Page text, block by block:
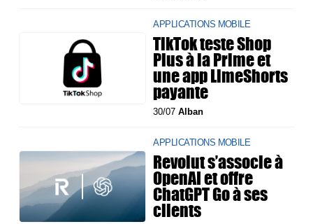
APPLICATIONS MOBILE
TikTok teste Shop
Plus à la Prime et
une app LimeShorts
payante
30/07Alban
APPLICATIONS MOBILE
Revolut s’associe à
OpenAI et offre
ChatGPT Go à ses
clients